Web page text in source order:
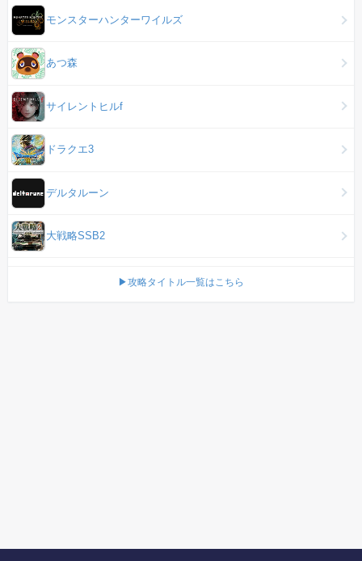
モンスターハンターワイルズ
あつ森
サイレントヒルf
ドラクエ3
デルタルーン
大戦略SSB2
▶攻略タイトル一覧はこちら